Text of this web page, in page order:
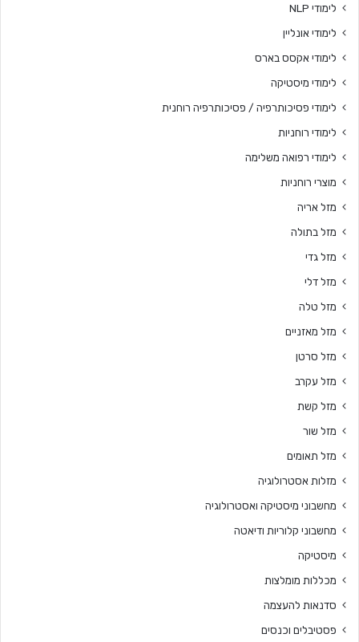
לימודי NLP
לימודי אונליין
לימודי אקסס בארס
לימודי מיסטיקה
לימודי פסיכותרפיה / פסיכותרפיה רוחנית
לימודי רוחניות
לימודי רפואה משלימה
מוצרי רוחניות
מזל אריה
מזל בתולה
מזל גדי
מזל דלי
מזל טלה
מזל מאזניים
מזל סרטן
מזל עקרב
מזל קשת
מזל שור
מזל תאומים
מזלות אסטרולוגיה
מחשבוני מיסטיקה ואסטרולוגיה
מחשבוני קלוריות ודיאטה
מיסטיקה
מכללות מומלצות
סדנאות להעצמה
פסטיבלים וכנסים